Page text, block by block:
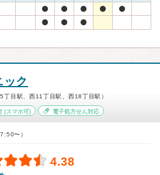
ク
目駅、西11丁目駅、西18丁目駅）
(スマホ可) 電子処方せん対応
〜）
4.38